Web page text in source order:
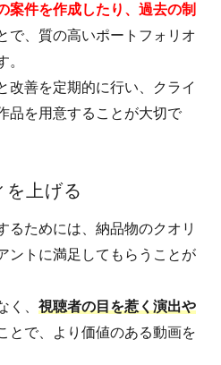
案件を作成したり、過去の制
で、質の高いポートフォリオ
。
改善を定期的に行い、クライ
品を用意することが大切で
を上げる
るためには、納品物のクオリ
ントに満足してもらうことが
く、 視聴者の目を惹く演出や
とで、より価値のある動画を